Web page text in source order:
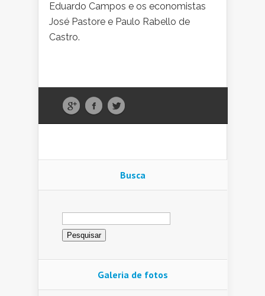
Eduardo Campos e os economistas
José Pastore e Paulo Rabello de
Castro.
Busca
Pesquisar
por:
Galeria de fotos